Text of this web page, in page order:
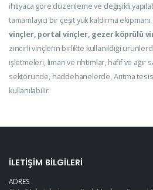
ihtiyaca göre düzenleme ve değişikli
tamamlayıcı bir çeşit yük kaldırma
vinçler, portal vinçler, gezer köprülü
zincirli vinçlerin birlikte kullanıldığı
işletmeleri, liman ve rıhtımlar, hafif ve ağır
sektöründe, haddehanelerde, Arıtma
kullanılabilir.
İLETIŞIM BILGILERI
ADRES